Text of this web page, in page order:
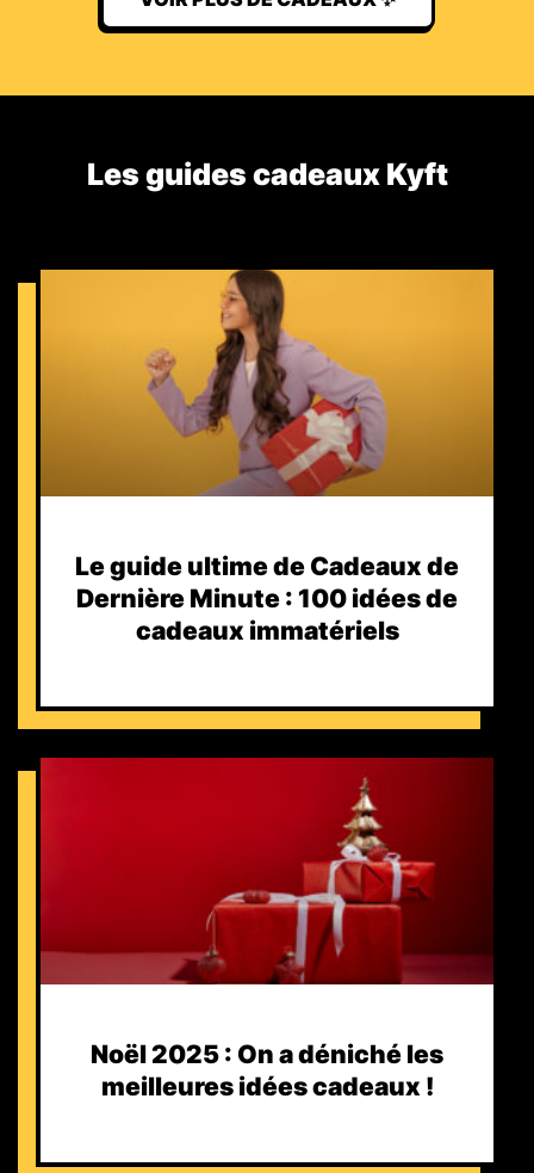
Les guides cadeaux Kyft​
Le guide ultime de Cadeaux de
Dernière Minute : 100 idées de
cadeaux immatériels
Noël 2025 : On a déniché les
meilleures idées cadeaux !